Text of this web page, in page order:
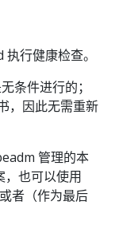
行健康检查。
条件进行的；
，因此无需重新
管理的本
，也可以使用
者（作为最后